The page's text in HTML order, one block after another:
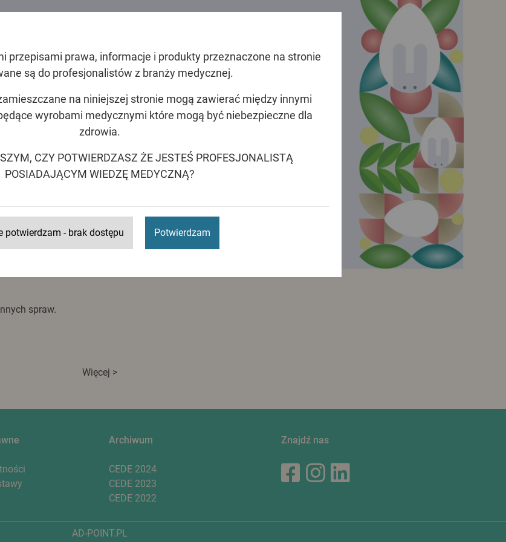
przepisami prawa, informacje i produkty przeznaczone na stronie
są do profesjonalistów z branży medycznej.
na niniejszej stronie mogą zawierać między innymi
wyrobami medycznymi które mogą być niebezpieczne dla
zdrowia.
CZY POTWIERDZASZ ŻE JESTEŚ PROFESJONALISTĄ
POSIADAJĄCYM WIEDZĘ MEDYCZNĄ?
potwierdzam - brak dostępu Potwierdzam
spraw.
Więcej >
Archiwum
CEDE 2024
CEDE 2023
CEDE 2022
Znajdź nas
AD-POINT.PL